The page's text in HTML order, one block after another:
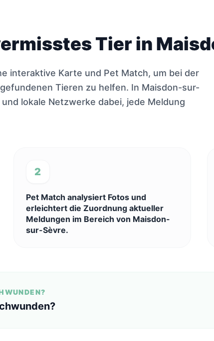
Tier in
interaktive Karte und Pet Match, um bei der
Tieren zu helfen. In Maisdon-sur-
lokale Netzwerke dabei, jede Meldung
2
Pet Match analysiert Fotos und
erleichtert die Zuordnung aktueller
Meldungen im Bereich von Maisdon-
sur-Sèvre.